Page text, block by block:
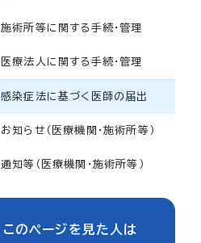
施術所等に関する手続・管理
医療法人に関する手続・管理
感染症法に基づく医師の届出
お知らせ（医療機関・施術所等）
通知等（医療機関・施術所等）
このページを見た人は